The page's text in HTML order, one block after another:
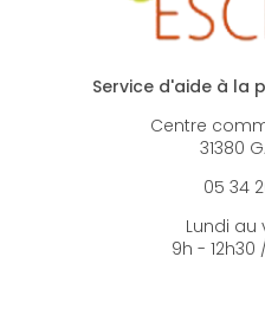
Service d'aide à la
Centre
31380
05 34
Lundi au
9h - 12h30